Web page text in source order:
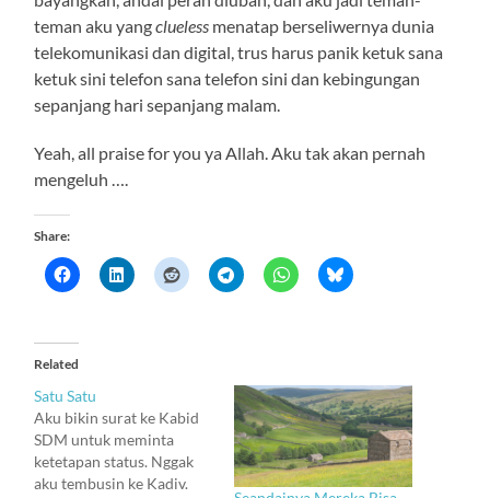
teman aku yangclueless menatap berseliwernya dunia
telekomunikasi dan digital, trus harus panik ketuk sana
ketuk sini telefon sana telefon sini dan kebingungan
sepanjang hari sepanjang malam.
Yeah, all praise for you ya Allah. Aku tak akan pernah
mengeluh ….
Share:
Related
Satu Satu
Aku bikin surat ke Kabid
SDM untuk meminta
ketetapan status. Nggak
aku tembusin ke Kadiv.